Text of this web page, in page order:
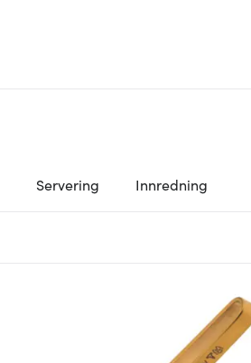
Servering Innredning